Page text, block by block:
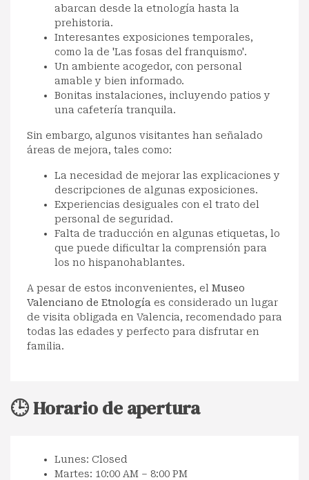
abarcan desde la etnología hasta la
prehistoria.
Interesantes exposiciones temporales,
como la de 'Las fosas del franquismo'.
Un ambiente acogedor, con personal
amable y bien informado.
Bonitas instalaciones, incluyendo patios y
una cafetería tranquila.
Sin embargo, algunos visitantes han señalado
áreas de mejora, tales como:
La necesidad de mejorar las explicaciones y
descripciones de algunas exposiciones.
Experiencias desiguales con el trato del
personal de seguridad.
Falta de traducción en algunas etiquetas, lo
que puede dificultar la comprensión para
los no hispanohablantes.
A pesar de estos inconvenientes, el Museo
Valenciano de Etnología es considerado un lugar
de visita obligada en Valencia, recomendado para
todas las edades y perfecto para disfrutar en
familia.
🕒 Horario de apertura
Lunes: Closed
Martes: 10:00 AM – 8:00 PM